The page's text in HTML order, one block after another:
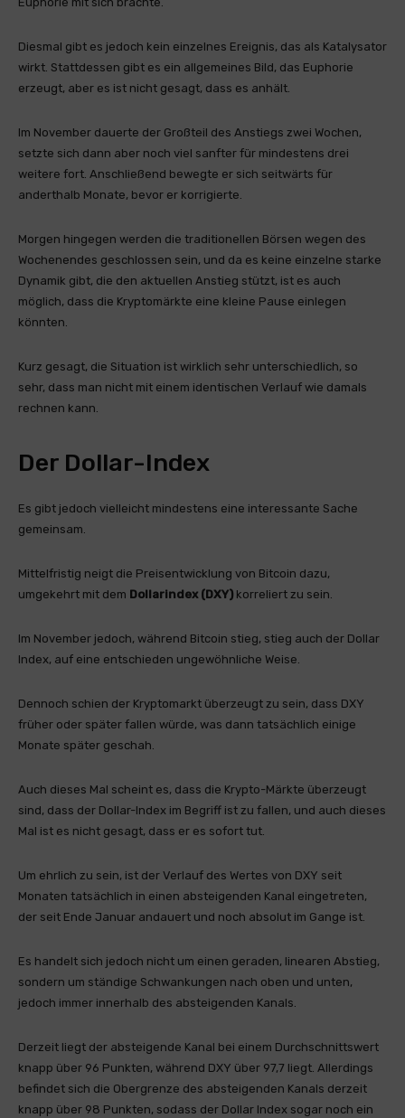
Diesmal gibt es jedoch kein einzelnes Ereignis, das als Katalysator
wirkt. Stattdessen gibt es ein allgemeines Bild, das Euphorie
erzeugt, aber es ist nicht gesagt, dass es anhält.
Im November dauerte der Großteil des Anstiegs zwei Wochen,
setzte sich dann aber noch viel sanfter für mindestens drei
weitere fort. Anschließend bewegte er sich seitwärts für
anderthalb Monate, bevor er korrigierte.
Morgen hingegen werden die traditionellen Börsen wegen des
Wochenendes geschlossen sein, und da es keine einzelne starke
Dynamik gibt, die den aktuellen Anstieg stützt, ist es auch
möglich, dass die Kryptomärkte eine kleine Pause einlegen
könnten.
Kurz gesagt, die Situation ist wirklich sehr unterschiedlich, so
sehr, dass man nicht mit einem identischen Verlauf wie damals
rechnen kann.
Der Dollar-Index
Es gibt jedoch vielleicht mindestens eine interessante Sache
gemeinsam.
Mittelfristig neigt die Preisentwicklung von Bitcoin dazu,
umgekehrt mit dem Dollarindex (DXY) korreliert zu sein.
Im November jedoch, während Bitcoin stieg, stieg auch der Dollar
Index, auf eine entschieden ungewöhnliche Weise.
Dennoch schien der Kryptomarkt überzeugt zu sein, dass DXY
früher oder später fallen würde, was dann tatsächlich einige
Monate später geschah.
Auch dieses Mal scheint es, dass die Krypto-Märkte überzeugt
sind, dass der Dollar-Index im Begriff ist zu fallen, und auch dieses
Mal ist es nicht gesagt, dass er es sofort tut.
Um ehrlich zu sein, ist der Verlauf des Wertes von DXY seit
Monaten tatsächlich in einen absteigenden Kanal eingetreten,
der seit Ende Januar andauert und noch absolut im Gange ist.
Es handelt sich jedoch nicht um einen geraden, linearen Abstieg,
sondern um ständige Schwankungen nach oben und unten,
jedoch immer innerhalb des absteigenden Kanals.
Derzeit liegt der absteigende Kanal bei einem Durchschnittswert
knapp über 96 Punkten, während DXY über 97,7 liegt. Allerdings
befindet sich die Obergrenze des absteigenden Kanals derzeit
knapp über 98 Punkten, sodass der Dollar Index sogar noch ein